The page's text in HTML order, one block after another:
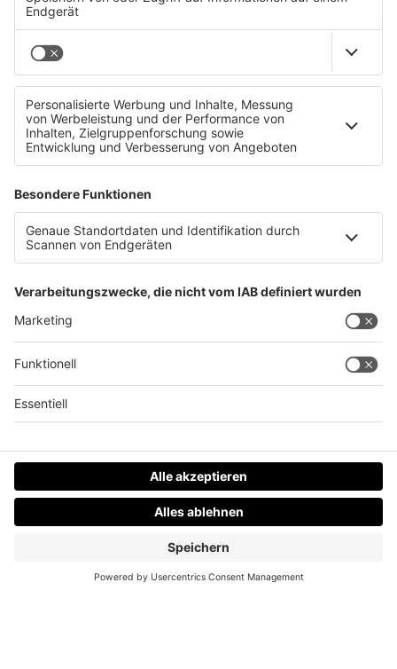
Achtung:
Ab 11.30 Uhr können eure Lehrer für euch fighten
und eine NATURSCHAUSPIEL-Tour für die ganze
Klasse gewinnen.
Datenschutz